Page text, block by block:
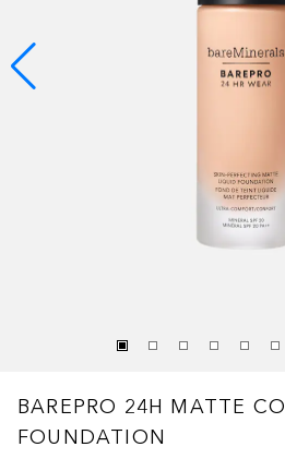
BAREPRO 24H MATTE
FOUNDATION